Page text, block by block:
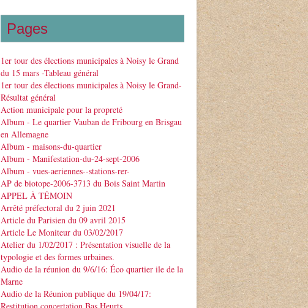
Pages
1er tour des élections municipales à Noisy le Grand
du 15 mars -Tableau général
1er tour des élections municipales à Noisy le Grand-
Résultat général
Action municipale pour la propreté
Album - Le quartier Vauban de Fribourg en Brisgau
en Allemagne
Album - maisons-du-quartier
Album - Manifestation-du-24-sept-2006
Album - vues-aeriennes--stations-rer-
AP de biotope-2006-3713 du Bois Saint Martin
APPEL À TÉMOIN
Arrêté préfectoral du 2 juin 2021
Article du Parisien du 09 avril 2015
Article Le Moniteur du 03/02/2017
Atelier du 1/02/2017 : Présentation visuelle de la
typologie et des formes urbaines.
Audio de la réunion du 9/6/16: Éco quartier ile de la
Marne
Audio de la Réunion publique du 19/04/17: